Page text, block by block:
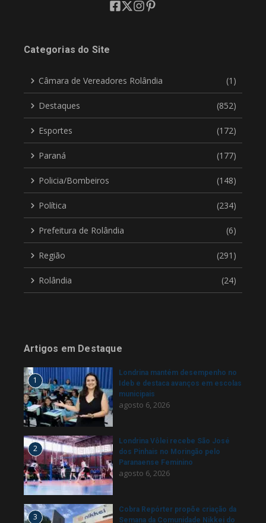
Categorias do Site
Câmara de Vereadores Rolândia (1)
Destaques (852)
Esportes (172)
Paraná (177)
Policia/Bombeiros (148)
Política (234)
Prefeitura de Rolândia (6)
Região (291)
Rolândia (24)
Artigos em Destaque
1
Londrina mantém desempenho no
Ideb e destaca avanços em escolas
municipais
agosto 6, 2026
2
Londrina Vôlei recebe São José
dos Pinhais no Moringão pelo
Paranaense Feminino
agosto 6, 2026
3
Cobra Repórter propõe criação da
Semana da Comunidade Nikkei do